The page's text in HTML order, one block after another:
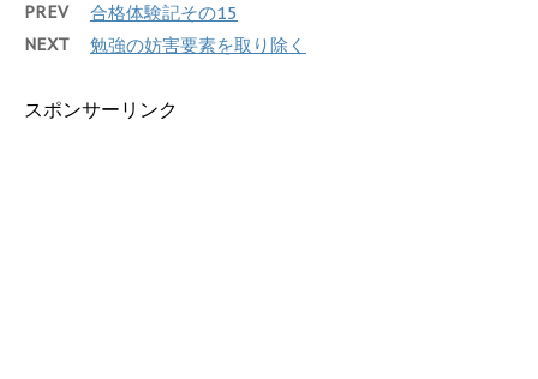
PREV 合格体験記その15
NEXT 勉強の妨害要素を取り除く
スポンサーリンク